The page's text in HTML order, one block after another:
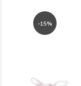
-15%